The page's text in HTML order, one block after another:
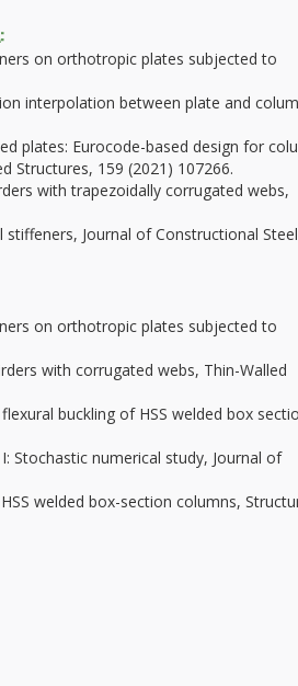
on orthotropic plates subjected to
interpolation between plate and
plates: Eurocode-based design for
Structures, 159 (2021) 107266.
with trapezoidally corrugated webs,
Journal of Constructional Steel
on orthotropic plates subjected to
with corrugated webs, Thin-Walled
buckling of HSS welded box
Stochastic numerical study, Journal of
welded box-section columns,